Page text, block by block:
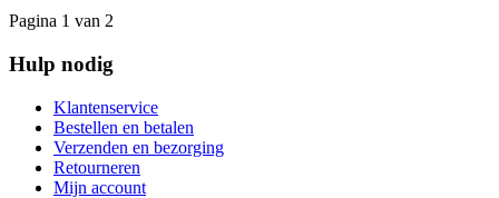
Pagina 1 van 2
Hulp nodig
Klantenservice
Bestellen en betalen
Verzenden en bezorging
Retourneren
Mijn account